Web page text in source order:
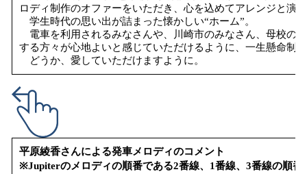
ロディ制作のオファーをいただき、心を込めてアレンジと演
学生時代の思い出が詰まった懐かしい“ホーム”。
電車を利用されるみなさんや、川崎市のみなさん、母校の
する方々が心地よいと感じていただけるように、一生懸命制
どうか、愛していただけますように。
平原綾香さんによる発車メロディのコメント
※Jupiterのメロディの順番である2番線、1番線、3番線の順番